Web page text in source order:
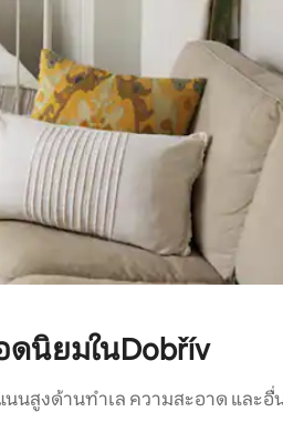
นิยมในDobřív
นสูงด้านทำเล ความสะอาด และอื่